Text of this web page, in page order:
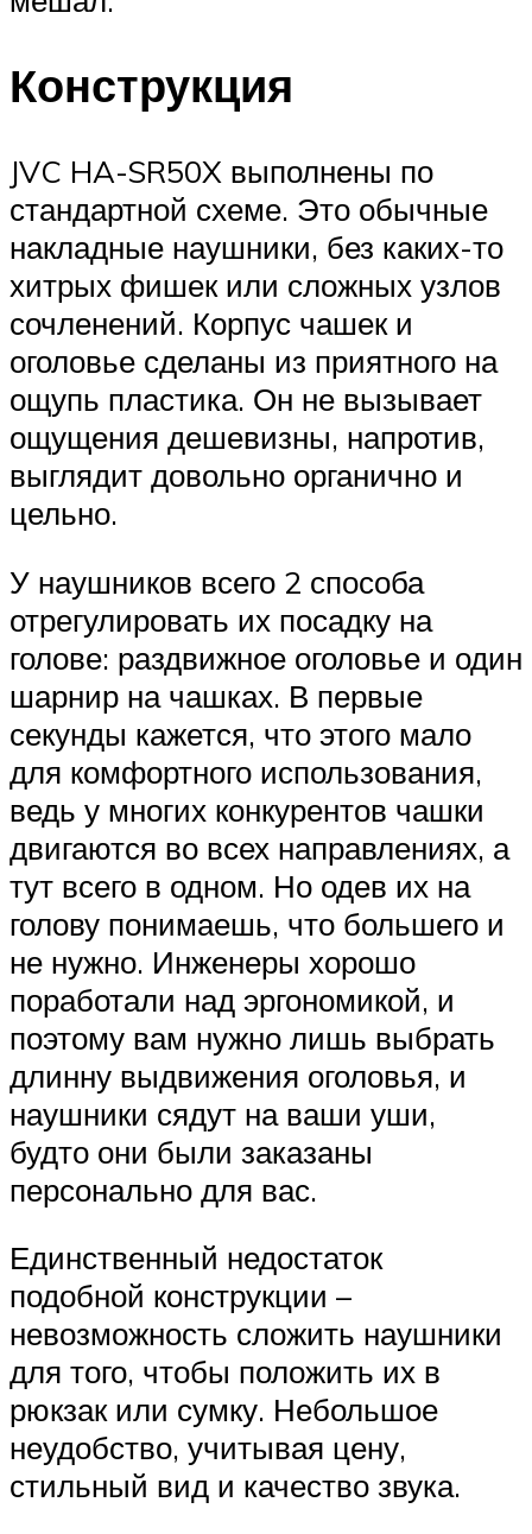
Конструкция
JVC HA-SR50X выполнены по
стандартной схеме. Это обычные
накладные наушники, без каких-то
хитрых фишек или сложных узлов
сочленений. Корпус чашек и
оголовье сделаны из приятного на
ощупь пластика. Он не вызывает
ощущения дешевизны, напротив,
выглядит довольно органично и
цельно.
У наушников всего 2 способа
отрегулировать их посадку на
голове: раздвижное оголовье и один
шарнир на чашках. В первые
секунды кажется, что этого мало
для комфортного использования,
ведь у многих конкурентов чашки
двигаются во всех направлениях, а
тут всего в одном. Но одев их на
голову понимаешь, что большего и
не нужно. Инженеры хорошо
поработали над эргономикой, и
поэтому вам нужно лишь выбрать
длинну выдвижения оголовья, и
наушники сядут на ваши уши,
будто они были заказаны
персонально для вас.
Единственный недостаток
подобной конструкции –
невозможность сложить наушники
для того, чтобы положить их в
рюкзак или сумку. Небольшое
неудобство, учитывая цену,
стильный вид и качество звука.